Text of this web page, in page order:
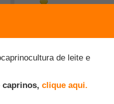
"Você está sendo
Em minha propriedade,
tempo cana com ureia,
um melhor
Mais